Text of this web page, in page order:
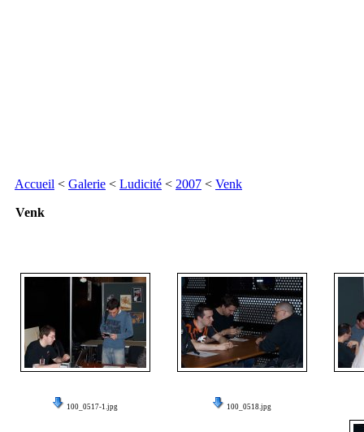
Accueil < Galerie < Ludicité < 2007 < Venk
Venk
100_0517-1.jpg 100_0518.jpg